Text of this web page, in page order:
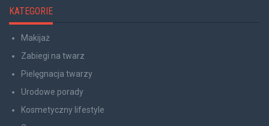
KATEGORIE
Makijaż
Zabiegi na twarz
Pielęgnacja twarzy
Urodowe porady
Kosmetyczny lifestyle